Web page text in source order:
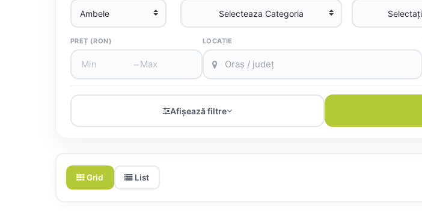
PREȚ (RON)
–
LOCAȚIE
Afișează filtre
Grid List